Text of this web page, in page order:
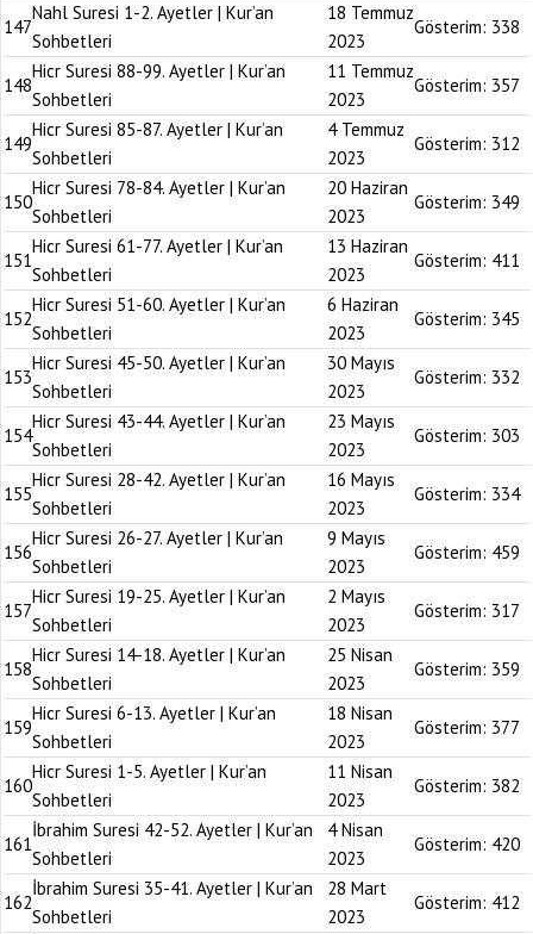
147
Nahl Suresi 1-2. Ayetler | Kur’an
Sohbetleri
18 Temmuz
2023
Gösterim: 338
148
Hicr Suresi 88-99. Ayetler | Kur’an
Sohbetleri
11 Temmuz
2023
Gösterim: 357
149
Hicr Suresi 85-87. Ayetler | Kur’an
Sohbetleri
4 Temmuz
2023
Gösterim: 312
150
Hicr Suresi 78-84. Ayetler | Kur’an
Sohbetleri
20 Haziran
2023
Gösterim: 349
151
Hicr Suresi 61-77. Ayetler | Kur’an
Sohbetleri
13 Haziran
2023
Gösterim: 411
152
Hicr Suresi 51-60. Ayetler | Kur’an
Sohbetleri
6 Haziran
2023
Gösterim: 345
153
Hicr Suresi 45-50. Ayetler | Kur’an
Sohbetleri
30 Mayıs
2023
Gösterim: 332
154
Hicr Suresi 43-44. Ayetler | Kur’an
Sohbetleri
23 Mayıs
2023
Gösterim: 303
155
Hicr Suresi 28-42. Ayetler | Kur’an
Sohbetleri
16 Mayıs
2023
Gösterim: 334
156
Hicr Suresi 26-27. Ayetler | Kur’an
Sohbetleri
9 Mayıs
2023
Gösterim: 459
157
Hicr Suresi 19-25. Ayetler | Kur’an
Sohbetleri
2 Mayıs
2023
Gösterim: 317
158
Hicr Suresi 14-18. Ayetler | Kur’an
Sohbetleri
25 Nisan
2023
Gösterim: 359
159
Hicr Suresi 6-13. Ayetler | Kur’an
Sohbetleri
18 Nisan
2023
Gösterim: 377
160
Hicr Suresi 1-5. Ayetler | Kur’an
Sohbetleri
11 Nisan
2023
Gösterim: 382
161
İbrahim Suresi 42-52. Ayetler | Kur’an
Sohbetleri
4 Nisan
2023
Gösterim: 420
162
İbrahim Suresi 35-41. Ayetler | Kur’an
Sohbetleri
28 Mart
2023
Gösterim: 412